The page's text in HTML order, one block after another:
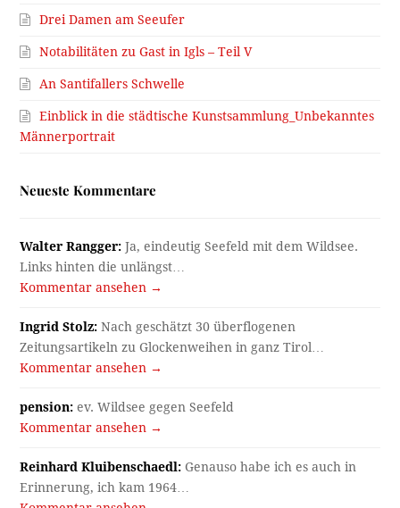
Drei Damen am Seeufer
Notabilitäten zu Gast in Igls – Teil V
An Santifallers Schwelle
Einblick in die städtische Kunstsammlung_Unbekanntes
Männerportrait
Neueste Kommentare
Walter Rangger: Ja, eindeutig Seefeld mit dem Wildsee.
Links hinten die unlängst…
Kommentar ansehen →
Ingrid Stolz: Nach geschätzt 30 überflogenen
Zeitungsartikeln zu Glockenweihen in ganz Tirol…
Kommentar ansehen →
pension: ev. Wildsee gegen Seefeld
Kommentar ansehen →
Reinhard Kluibenschaedl: Genauso habe ich es auch in
Erinnerung, ich kam 1964…